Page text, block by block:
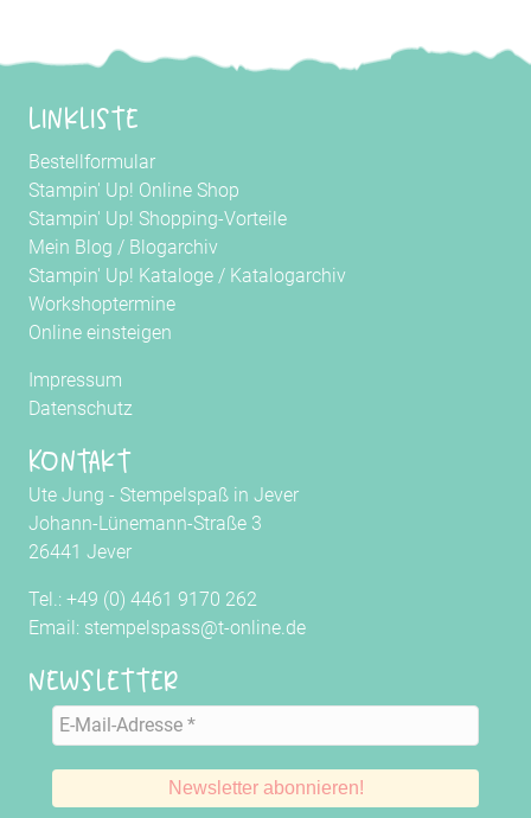
Linkliste
Bestellformular
Stampin' Up! Online Shop
Stampin' Up! Shopping-Vorteile
Mein Blog / Blogarchiv
Stampin' Up! Kataloge / Katalogarchiv
Workshoptermine
Online einsteigen
Impressum
Datenschutz
Kontakt
Ute Jung - Stempelspaß in Jever
Johann-Lünemann-Straße 3
26441 Jever
Tel.: +49 (0) 4461 9170 262
Email: stempelspass@t-online.de
Newsletter